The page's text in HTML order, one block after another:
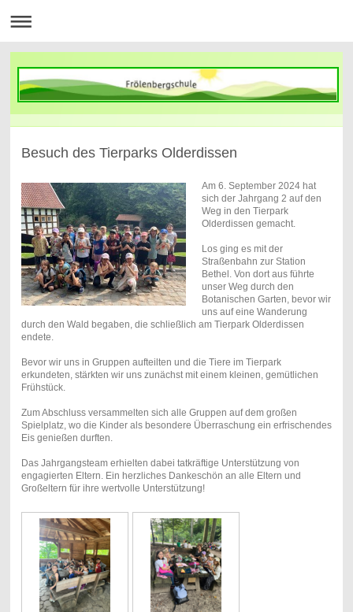
Besuch des Tierparks Olderdissen
Am 6. September 2024 hat
sich der Jahrgang 2 auf den
Weg in den Tierpark
Olderdissen gemacht.
Los ging es mit der
Straßenbahn zur Station
Bethel. Von dort aus führte
unser Weg durch den
Botanischen Garten, bevor wir
uns auf eine Wanderung
durch den Wald begaben, die schließlich am Tierpark Olderdissen
endete.
Bevor wir uns in Gruppen aufteilten und die Tiere im Tierpark
erkundeten, stärkten wir uns zunächst mit einem kleinen, gemütlichen
Frühstück.
Zum Abschluss versammelten sich alle Gruppen auf dem großen
Spielplatz, wo die Kinder als besondere Überraschung ein erfrischendes
Eis genießen durften.
Das Jahrgangsteam erhielten dabei tatkräftige Unterstützung von
engagierten Eltern. Ein herzliches Dankeschön an alle Eltern und
Großeltern für ihre wertvolle Unterstützung!